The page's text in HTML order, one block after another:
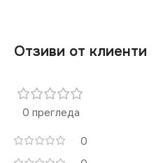
Отзиви от клиенти
0 прегледа
0